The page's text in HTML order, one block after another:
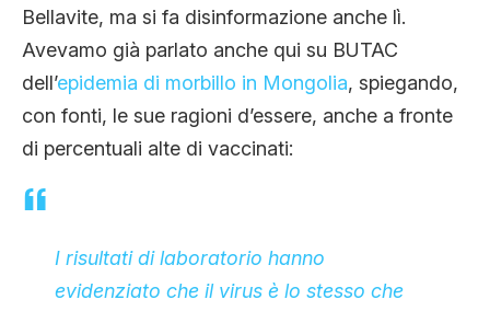
Bellavite, ma si fa disinformazione anche lì.
Avevamo già parlato anche qui su BUTAC
dell’epidemia di morbillo in Mongolia, spiegando,
con fonti, le sue ragioni d’essere, anche a fronte
di percentuali alte di vaccinati:
I risultati di laboratorio hanno
evidenziato che il virus è lo stesso che